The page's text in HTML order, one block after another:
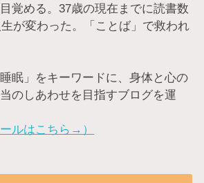
覚める。37歳の現在までに読書数
が変わった。「ことば」で救われ
睡眠」をキーワードに、身体と心の
のしあわせを目指すブログを運
ルはこちら→）